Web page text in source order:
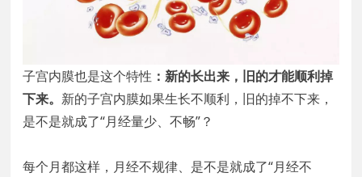
子宫内膜也是这个特性 ：新的长出来，旧的才能顺利掉
下来。 新的子宫内膜如果生长不顺利，旧的掉不下来，
是不是就成了“月经量少、不畅”？
每个月都这样，月经不规律、是不是就成了“月经不